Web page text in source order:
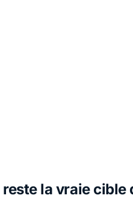
la vraie cible